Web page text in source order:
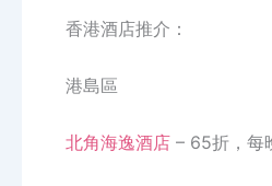
香港酒店推介：
港島區
北角海逸酒店 – 65折，每